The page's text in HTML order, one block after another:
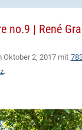
no.9 | René
Oktober 2, 2017 mit
.